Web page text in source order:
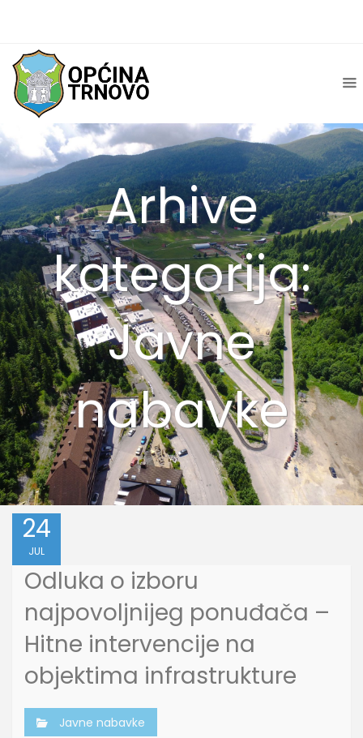
Arhive
kategorija:
Javne
nabavke
24
JUL
Odluka o izboru
najpovoljnijeg ponuđača –
Hitne intervencije na
objektima infrastrukture
Javne nabavke